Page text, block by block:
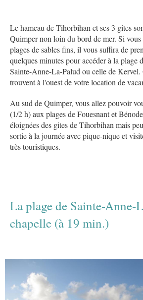
Le hameau de Tihorbihan et ses 3 gites
Quimper non loin du bord de mer. Si vous
plages de sables fins, il vous suffira de
quelques minutes pour accéder à la plage
Sainte-Anne-La-Palud ou celle de Kervel.
trouvent à l'ouest de votre location de
Au sud de Quimper, vous allez pouvoir
(1/2 h) aux plages de Fouesnant et
éloignées des gites de Tihorbihan mais
sortie à la journée avec pique-nique et
très touristiques.
La plage de Sainte-Anne-
chapelle (à 19 min.)